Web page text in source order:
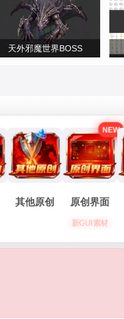
天外邪魔世界BOSS
其他原创
NEW
原创界面
新GUI素材